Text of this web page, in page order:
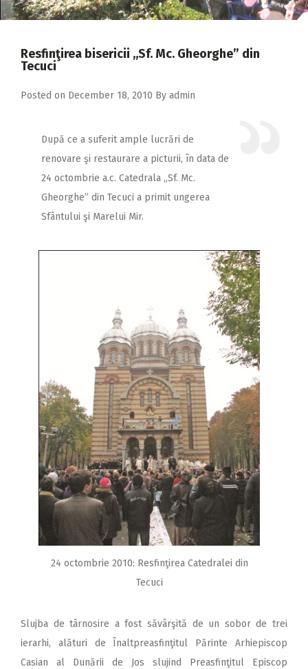
2018
2016
Resfinţirea bisericii ,,Sf. Mc. Gheorghe” din
Tecuci
Posted on December 18, 2010 By admin
După ce a suferit ample lucrări de
renovare şi restaurare a picturii, în data de
24 octombrie a.c. Catedrala „Sf. Mc.
Gheorghe” din Tecuci a primit ungerea
Sfântului şi Marelui Mir.
24 octombrie 2010: Resfinţirea Catedralei din
Tecuci
Slujba de târnosire a fost săvârşită de un sobor de trei
ierarhi, alături de Înaltpreasfinţitul Părinte Arhiepiscop
Casian al Dunării de Jos slujind Preasfinţitul Episcop